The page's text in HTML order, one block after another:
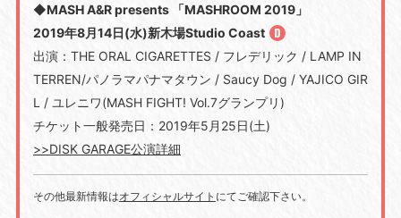
◆MASH A&R presents 「MASHROOM 2019」
2019年8月14日(水)新木場Studio Coast
出演：THE ORAL CIGARETTES / フレデリック / LAMP IN
TERREN/パノラマパナマタウン / Saucy Dog / YAJICO GIR
L / ユレニワ(MASH FIGHT! Vol.7グランプリ)
チケット一般発売日：2019年5月25日(土)
>>DISK GARAGE公演詳細
その他最新情報はオフィシャルサイト にてご確認下さい。